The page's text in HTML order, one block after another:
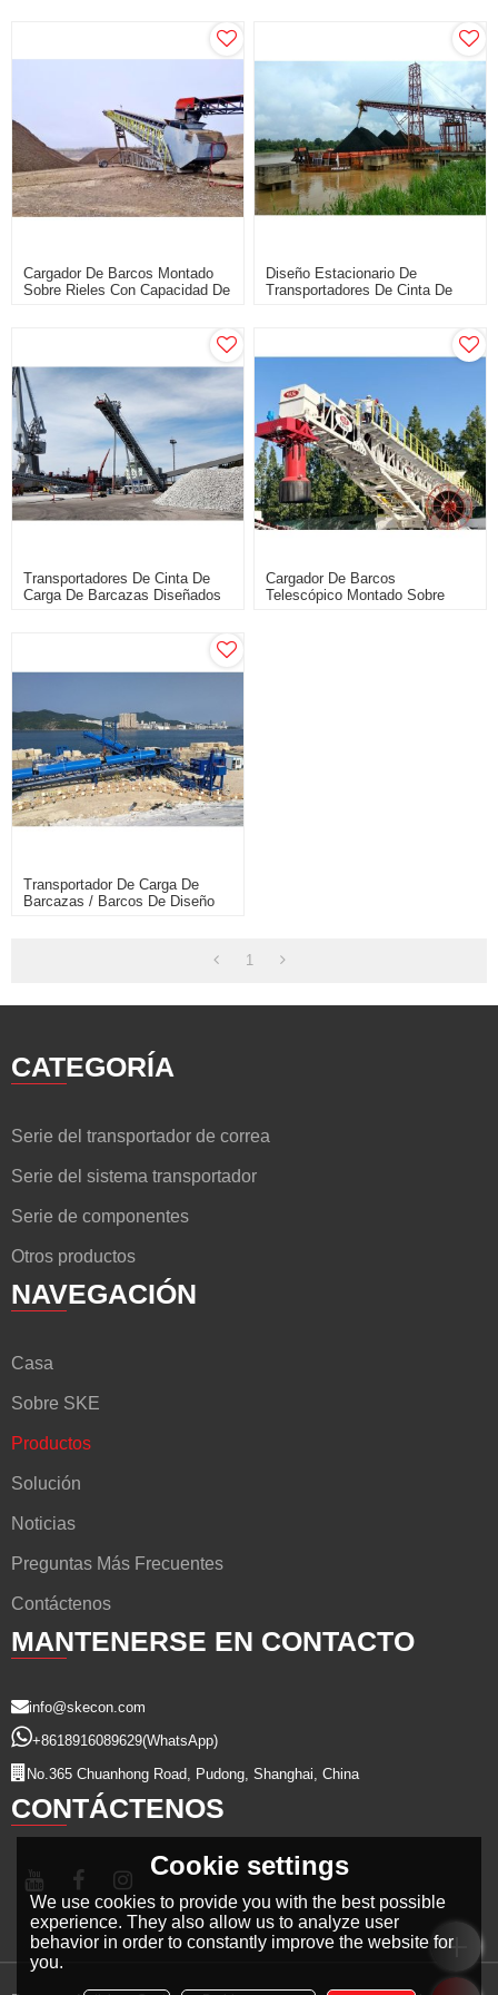
Cargador De Barcos Montado
Sobre Rieles Con Capacidad De
Diseño Estacionario De
Transportadores De Cinta De
Transportadores De Cinta De
Carga De Barcazas Diseñados
Cargador De Barcos
Telescópico Montado Sobre
Transportador De Carga De
Barcazas / Barcos De Diseño
1
CATEGORÍA
Serie del transportador de correa
Serie del sistema transportador
Serie de componentes
Otros productos
NAVEGACIÓN
Casa
Sobre SKE
Productos
Solución
Noticias
Preguntas Más Frecuentes
Contáctenos
MANTENERSE EN CONTACTO
info@skecon.com
+8618916089629(WhatsApp)
No.365 Chuanhong Road, Pudong, Shanghai, China
CONTÁCTENOS
Cookie settings
We use cookies to provide you with the best possible
experience. They also allow us to analyze user
behavior in order to constantly improve the website for
you.